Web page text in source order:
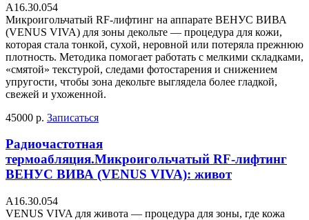
А16.30.054
Микроигольчатый RF-лифтинг на аппарате ВЕНУС ВИВА
(VENUS VIVA) для зоны декольте — процедура для кожи,
которая стала тонкой, сухой, неровной или потеряла прежнюю
плотность. Методика помогает работать с мелкими складками,
«смятой» текстурой, следами фотостарения и снижением
упругости, чтобы зона декольте выглядела более гладкой,
свежей и ухоженной.
45000 р. Записаться
Радиочастотная
термоабляция.Микроигольчатый RF-лифтинг
ВЕНУС ВИВА (VENUS VIVA): живот
А16.30.054
VENUS VIVA для живота — процедура для зоны, где кожа